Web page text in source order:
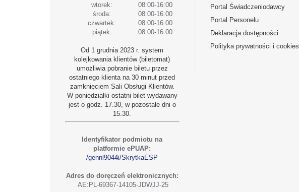
wtorek:
08:00-16:00
środa:
08:00-16:00
czwartek:
08:00-16:00
piątek:
08:00-16:00
Od 1 grudnia 2023 r. system
kolejkowania klientów (biletomat)
umożliwia pobranie biletu przez
ostatniego klienta na 30 minut przed
zamknięciem Sali Obsługi Klientów.
W poniedziałki ostatni bilet wydawany
jest o godz. 17.30, w pozostałe dni o
15.30.
Identyfikator podmiotu na
platformie ePUAP:
/gennl9044i/SkrytkaESP
Adres do doręczeń elektronicznych:
AE:PL-69367-14105-JDWJJ-25
Portal Świadczeniodawcy
Portal Personelu
Deklaracja dostępności
Polityka prywatności i cookies